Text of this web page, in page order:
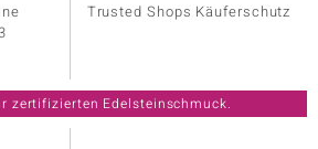
Trusted Shops Käuferschutz
zertifizierten Edelsteinschmuck.